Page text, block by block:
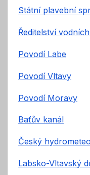
Státní plavební
Ředitelství
Povodí Labe
Povodí Vltavy
Povodí Moravy
Baťův kanál
Český
Labsko-Vltavský